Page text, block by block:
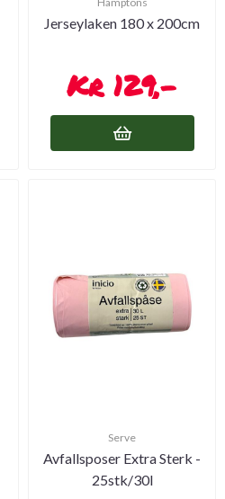
Jerseylaken 180 x 200cm
129,-
Serve
Avfallsposer Extra Sterk -
25stk/30l